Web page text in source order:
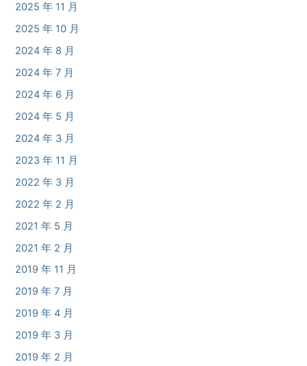
2025 年 11 月
2025 年 10 月
2024 年 8 月
2024 年 7 月
2024 年 6 月
2024 年 5 月
2024 年 3 月
2023 年 11 月
2022 年 3 月
2022 年 2 月
2021 年 5 月
2021 年 2 月
2019 年 11 月
2019 年 7 月
2019 年 4 月
2019 年 3 月
2019 年 2 月